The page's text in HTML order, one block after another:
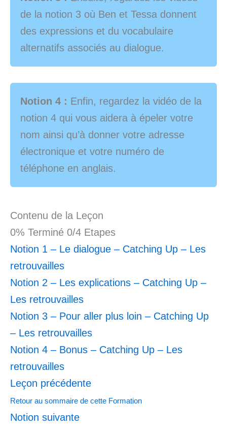
de la notion 3 où Ben et Tessa donnent
des expressions et du vocabulaire
alternatifs associés au dialogue.
Notion 4 : Enfin, regardez la vidéo de la
notion 4 qui vous aidera à épeler votre
nom ainsi qu’à donner votre adresse
électronique et votre numéro de
téléphone en anglais.
Contenu de la Leçon
0% Terminé 0/4 Etapes
Notion 1 – Le dialogue – Catching Up – Les
retrouvailles
Notion 2 – Les explications – Catching Up –
Les retrouvailles
Notion 3 – Pour aller plus loin – Catching Up
– Les retrouvailles
Notion 4 – Bonus – Catching Up – Les
retrouvailles
Leçon précédente
Retour au sommaire de cette Formation
Notion suivante